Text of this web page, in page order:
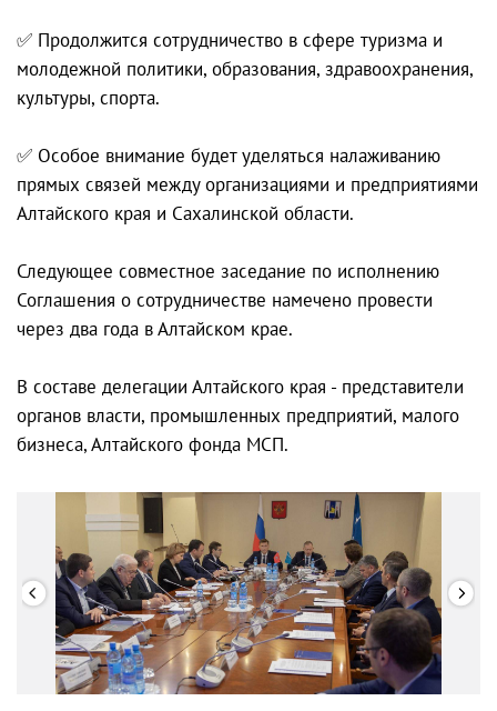
✅ Продолжится сотрудничество в сфере туризма и
молодежной политики, образования, здравоохранения,
культуры, спорта.
✅ Особое внимание будет уделяться налаживанию
прямых связей между организациями и предприятиями
Алтайского края и Сахалинской области.
Следующее совместное заседание по исполнению
Соглашения о сотрудничестве намечено провести
через два года в Алтайском крае.
В составе делегации Алтайского края - представители
органов власти, промышленных предприятий, малого
бизнеса, Алтайского фонда МСП.